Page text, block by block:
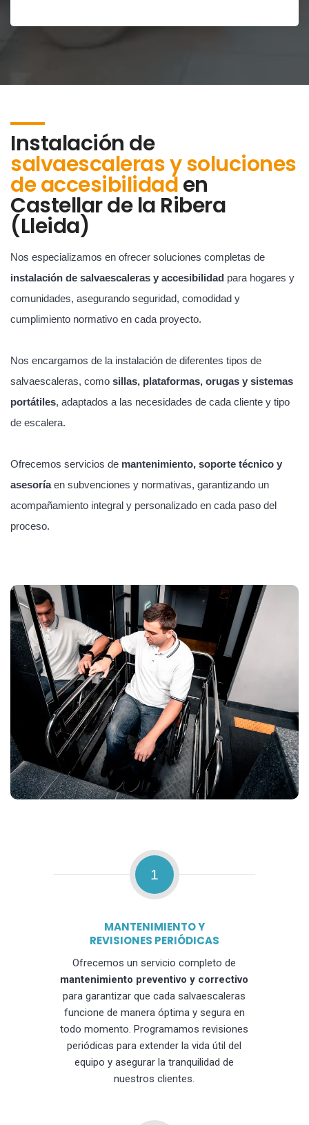
Instalación de
salvaescaleras y soluciones
de accesibilidaden
Castellar de la Ribera
(Lleida)
Nos especializamos en ofrecer soluciones completas de
instalación de salvaescaleras y accesibilidad para hogares y
comunidades, asegurando seguridad, comodidad y
cumplimiento normativo en cada proyecto.
Nos encargamos de la instalación de diferentes tipos de
salvaescaleras, como sillas, plataformas, orugas y sistemas
portátiles, adaptados a las necesidades de cada cliente y tipo
de escalera.
Ofrecemos servicios de mantenimiento, soporte técnico y
asesoríaen subvenciones y normativas, garantizando un
acompañamiento integral y personalizado en cada paso del
proceso.
1
MANTENIMIENTO Y
REVISIONES PERIÓDICAS
Ofrecemos un servicio completo de
mantenimiento preventivo y correctivo
para garantizar que cada salvaescaleras
funcione de manera óptima y segura en
todo momento. Programamos revisiones
periódicas para extender la vida útil del
equipo y asegurar la tranquilidad de
nuestros clientes.